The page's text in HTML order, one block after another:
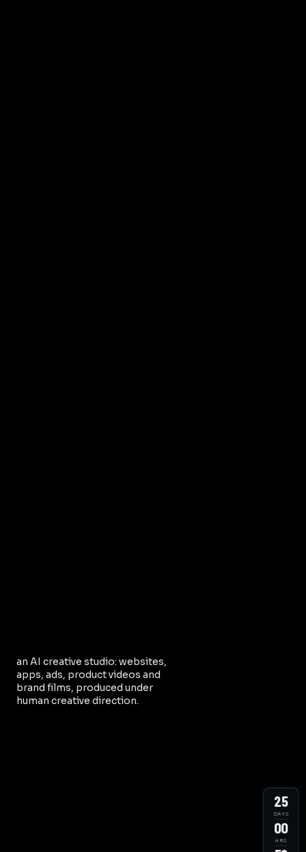
an AI creative studio: websites,
apps, ads, product videos and
brand films, produced under
human creative direction.
25
DAYS
00
HRS